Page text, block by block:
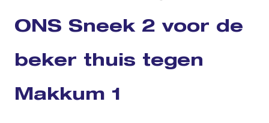
ONS Sneek 2 voor de
beker thuis tegen
Makkum 1